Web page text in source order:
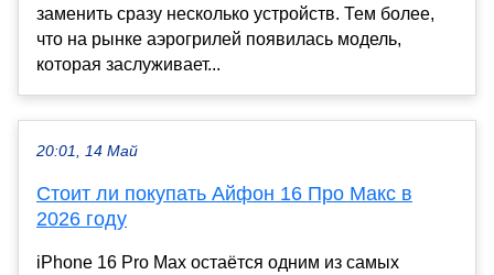
заменить сразу несколько устройств. Тем более,
что на рынке аэрогрилей появилась модель,
которая заслуживает...
20:01, 14 Май
Стоит ли покупать Айфон 16 Про Макс в
2026 году
iPhone 16 Pro Max остаётся одним из самых